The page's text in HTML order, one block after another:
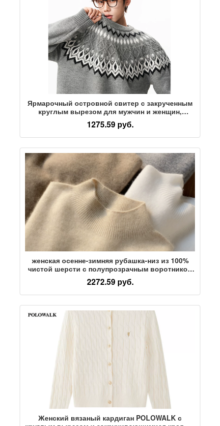
Ярмарочный островной свитер с закрученным
круглым вырезом для мужчин и женщин,
осенне-зимний ленивый стиль "старые
деньги", высококачественный универсальный
свитер с утолщенным низом
1275.59 руб.
женская осенне-зимняя рубашка-низ из 100%
чистой шерсти с полупрозрачным воротником
и высококачественным мягким верхом из
восковой ткани, бесшовный вязаный свитер
2272.59 руб.
Женский вязаный кардиган POLOWALK с